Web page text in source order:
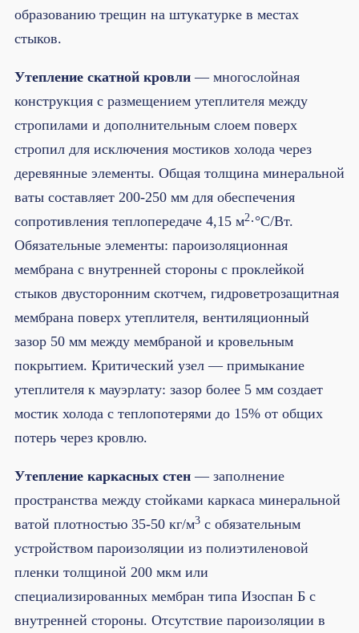
образованию трещин на штукатурке в местах
стыков.
Утепление скатной кровли— многослойная
конструкция с размещением утеплителя между
стропилами и дополнительным слоем поверх
стропил для исключения мостиков холода через
деревянные элементы. Общая толщина минеральной
ваты составляет 200-250 мм для обеспечения
сопротивления теплопередаче 4,15 м2·°C/Вт.
Обязательные элементы: пароизоляционная
мембрана с внутренней стороны с проклейкой
стыков двусторонним скотчем, гидроветрозащитная
мембрана поверх утеплителя, вентиляционный
зазор 50 мм между мембраной и кровельным
покрытием. Критический узел — примыкание
утеплителя к мауэрлату: зазор более 5 мм создает
мостик холода с теплопотерями до 15% от общих
потерь через кровлю.
Утепление каркасных стен— заполнение
пространства между стойками каркаса минеральной
ватой плотностью 35-50 кг/м3с обязательным
устройством пароизоляции из полиэтиленовой
пленки толщиной 200 мкм или
специализированных мембран типа Изоспан Б с
внутренней стороны. Отсутствие пароизоляции в